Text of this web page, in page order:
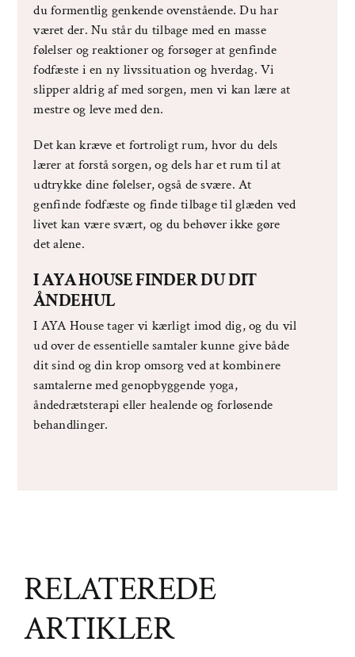
du formentlig genkende ovenstående. Du har
været der. Nu står du tilbage med en masse
følelser og reaktioner og forsøger at genfinde
fodfæste i en ny livssituation og hverdag. Vi
slipper aldrig af med sorgen, men vi kan lære at
mestre og leve med den.
Det kan kræve et fortroligt rum, hvor du dels
lærer at forstå sorgen, og dels har et rum til at
udtrykke dine følelser, også de svære. At
genfinde fodfæste og finde tilbage til glæden ved
livet kan være svært, og du behøver ikke gøre
det alene.
I AYA HOUSE FINDER DU DIT
ÅNDEHUL
I AYA House tager vi kærligt imod dig, og du vil
ud over de essentielle samtaler kunne give både
dit sind og din krop omsorg ved at kombinere
samtalerne med genopbyggende yoga,
åndedrætsterapi eller healende og forløsende
behandlinger.
RELATEREDE
ARTIKLER